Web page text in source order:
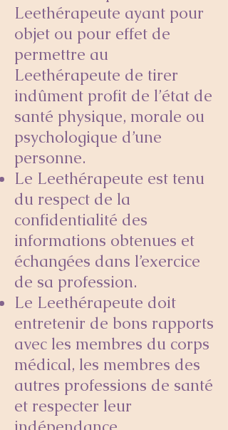
Leethérapeute ayant pour
objet ou pour effet de
permettre au
Leethérapeute de tirer
indûment profit de l’état de
santé physique, morale ou
psychologique d’une
personne.
Le Leethérapeute est tenu
du respect de la
confidentialité des
informations obtenues et
échangées dans l’exercice
de sa profession.
Le Leethérapeute doit
entretenir de bons rapports
avec les membres du corps
médical, les membres des
autres professions de santé
et respecter leur